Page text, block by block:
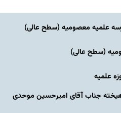
علمیه معصومیه‌ (سطح عالی)
(سطح عالی)
علمیه
جناب آقای امیرحسین موحدی